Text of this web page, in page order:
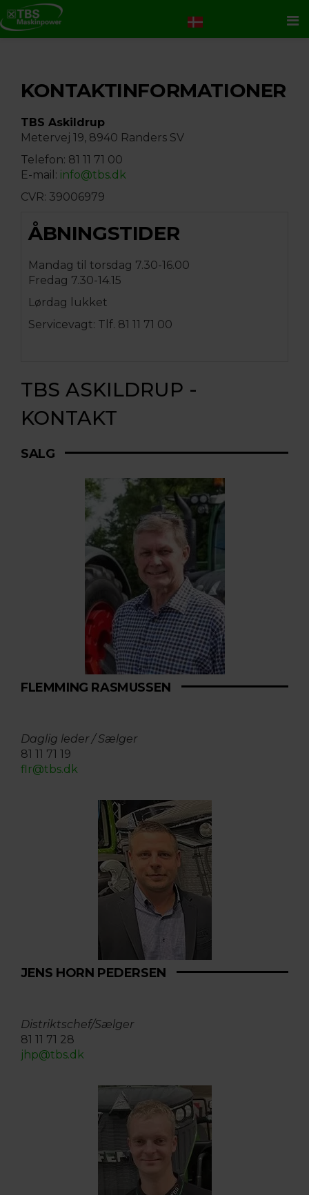
KONTAKTINFORMATIONER
TBS Askildrup
Metervej 19, 8940 Randers SV
Telefon: 81 11 71 00
E-mail: info@tbs.dk
CVR: 39006979
ÅBNINGSTIDER
Mandag til torsdag 7.30-16.00
Fredag 7.30-14.15
Lørdag lukket
Servicevagt: Tlf. 81 11 71 00
TBS ASKILDRUP -
KONTAKT
SALG
FLEMMING RASMUSSEN
Daglig leder / Sælger
81 11 71 19
flr@tbs.dk
JENS HORN PEDERSEN
Distriktschef/Sælger
81 11 71 28
jhp@tbs.dk